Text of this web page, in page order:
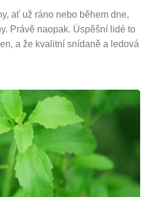
ať už ráno nebo během dne,
Právě naopak. Úspěšní lidé to
a že kvalitní snídaně a ledová